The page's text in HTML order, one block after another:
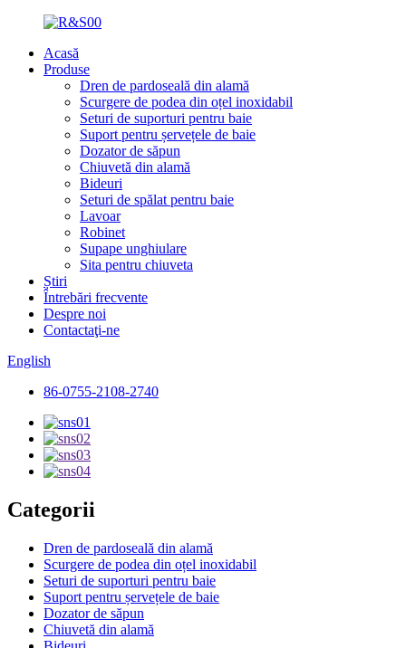
Acasă
Produse
Dren de pardoseală din alamă
Scurgere de podea din oțel inoxidabil
Seturi de suporturi pentru baie
Suport pentru șervețele de baie
Dozator de săpun
Chiuvetă din alamă
Bideuri
Seturi de spălat pentru baie
Lavoar
Robinet
Supape unghiulare
Sita pentru chiuveta
Știri
Întrebări frecvente
Despre noi
Contactaţi-ne
English
86-0755-2108-2740
Categorii
Dren de pardoseală din alamă
Scurgere de podea din oțel inoxidabil
Seturi de suporturi pentru baie
Suport pentru șervețele de baie
Dozator de săpun
Chiuvetă din alamă